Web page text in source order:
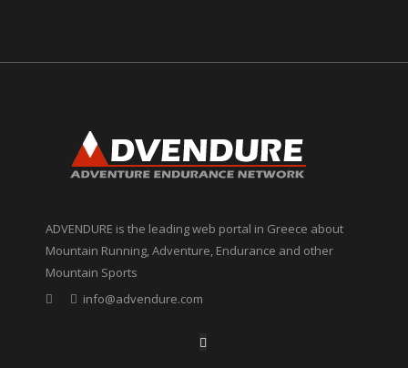
ADVENDURE is the leading web portal in Greece about
Mountain Running, Adventure, Endurance and other
Mountain Sports
info@advendure.com